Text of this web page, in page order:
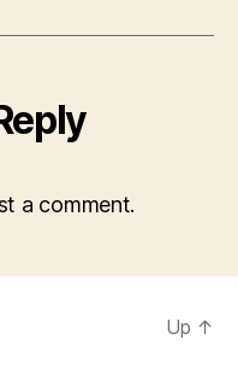
a comment.
Up ↑